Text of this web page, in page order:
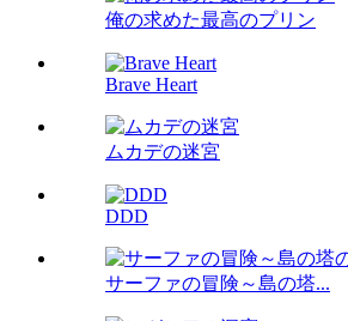
俺の求めた最高のプリン
Brave Heart
ムカデの迷宮
DDD
サーファの冒険～島の塔...